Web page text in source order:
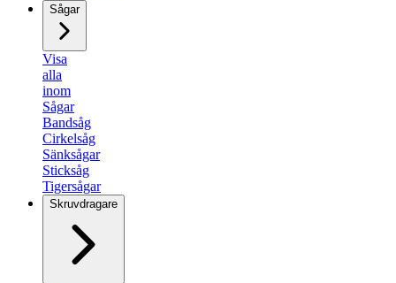
Sågar
Visa
alla
inom
Sågar
Bandsåg
Cirkelsåg
Sänksågar
Sticksåg
Tigersågar
Skruvdragare